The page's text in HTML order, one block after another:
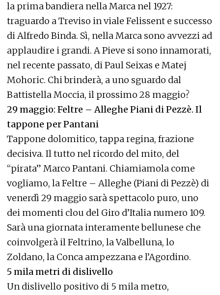
la prima bandiera nella Marca nel 1927:
traguardo a Treviso in viale Felissent e successo
di Alfredo Binda. Sì, nella Marca sono avvezzi ad
applaudire i grandi. A Pieve si sono innamorati,
nel recente passato, di Paul Seixas e Matej
Mohoric. Chi brinderà, a uno sguardo dal
Battistella Moccia, il prossimo 28 maggio?
29 maggio: Feltre – Alleghe Piani di Pezzè. Il
tappone per Pantani
Tappone dolomitico, tappa regina, frazione
decisiva. Il tutto nel ricordo del mito, del
“pirata” Marco Pantani. Chiamiamola come
vogliamo, la Feltre – Alleghe (Piani di Pezzè) di
venerdì 29 maggio sarà spettacolo puro, uno
dei momenti clou del Giro d’Italia numero 109.
Sarà una giornata interamente bellunese che
coinvolgerà il Feltrino, la Valbelluna, lo
Zoldano, la Conca ampezzana e l’Agordino.
5 mila metri di dislivello
Un dislivello positivo di 5 mila metro,